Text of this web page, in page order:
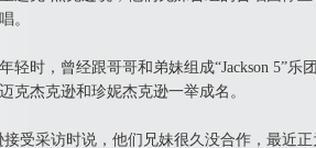
。
时，曾经跟哥哥和弟妹组成“Jackson 5”乐
克杰克逊和珍妮杰克逊一举成名。
采访时说，他们兄妹很久没合作，最近正